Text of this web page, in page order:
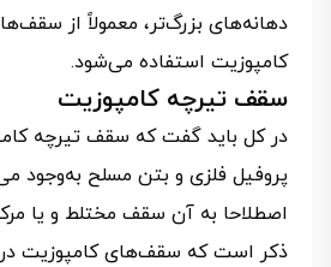
دهانه‌های بزرگ‌تر، معمولاً از
کامپوزیت استفاده می‌شود.
سقف تیرچه کامپوزیت
در کل باید گفت که سقف تیرچه
پروفیل فلزی و بتن مسلح به‌وجود
اصطلاحا به آن سقف مختلط و یا
ذکر است که سقف‌های کامپوزیت